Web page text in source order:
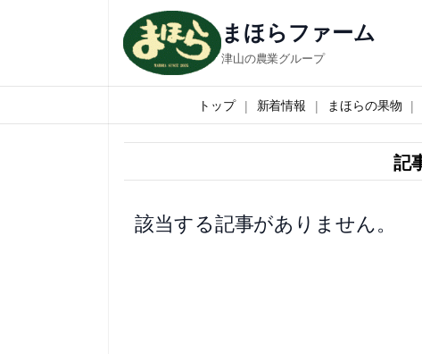
ス
キ
まほらファーム
津山の農業グループ
トップ 新着情報 まほらの果物
記
該当する記事がありません。